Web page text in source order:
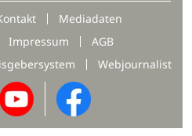
Mediadaten
Impressum
AGB
Webjournalist